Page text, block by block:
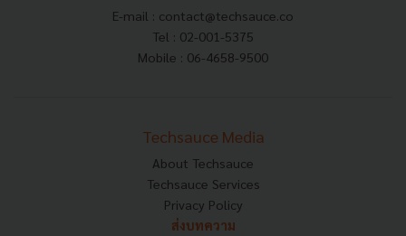
E-mail : contact@techsauce.co
Tel : 02-001-5375
Mobile : 06-4658-9500
Techsauce Media
About Techsauce
Techsauce Services
Privacy Policy
ส่งบทความ